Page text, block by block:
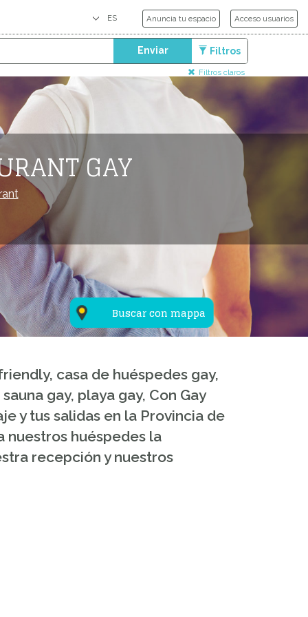
Anuncia tu espacio Acceso usuarios
Enviar Filtros
Filtros claros
Buscar con mappa
GAY
casa de huéspedes gay,
gay, playa gay, Con Gay
y tus salidas en la Provincia de
nuestros huéspedes la
recepción y nuestros